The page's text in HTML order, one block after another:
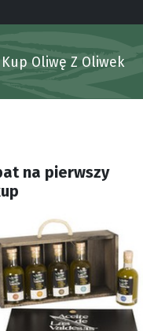
Kup Oliwę Z Oliwek
na pierwszy